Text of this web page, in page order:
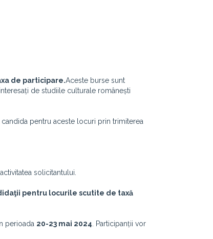
de participare.Aceste burse sunt
de studiile culturale românești
pentru aceste locuri prin trimiterea
solicitantului.
pentru locurile scutite de taxă
perioada 20-23 mai 2024 . Participanții vor